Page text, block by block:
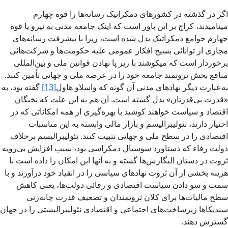
اگر در گذشته در کشورهای دمکراتیک رسانه‌ها را قوه چهارم
مینامیدند، کراچ بر این باور است که اینک جامعه مدنی به نیرو یا قوه
چهارم جوامع دمکراتیک بدل شده است، زیرا با پیشرفت رسانه‌های
مجازی از توانائی بسیج افکار عمومی علیه حکومت‌ها و شرکت‌هائی
برخوردار است که میکوشند با زیر پا نهادن قوانین ملی و بین‌المللی
منافع بخش ثروتمند جامعه خود را در عرصه ملی و جهانی تأمین کنند.
به‌عبارت دیگر نهادهای مدنی آن گونه که واسلاو هاول[13]
گفته بود، به
«قدرت بی‌قدرتان» بدل گشته‌ است. آن هم به این علت که نخبگان
اقتصاد و سیاست خواهند کوشید با بهره‌گیری از همه امکاناتی که در
اختیار دارند، نئولیبرالیسم و بازار مالی وابسته به این مناسبات
اقتصادی را در سطح ملی و جهانی تثبیت کنند. نئولیبرالیسم برخلاف
دولت رفاء که دستاورد سوسیال دمکراسی بود، سبب افزایش بی‌رویه
ثروت در دستان الیگارش‌ها گشته و به آنها این امکان را داده است با
هزینه بخشی از آن ثروت نهادهای سیاسی را در انقیاد خود درآورند و با
سمت و سو دادن سیاست اقتصادی و رفائی دولت‌ها، یعنی کاهش
سطح مالیات‌ها برای کلان ثروتمندان و تضعیف قدرت چانه‌زنی
سندیکاها زیرساخت‌های اجتماعی و اقتصادی نئولیبرالیستی را در جهان
گسترش دهند.